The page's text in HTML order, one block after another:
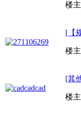
楼主
[【
楼主
[其
楼主